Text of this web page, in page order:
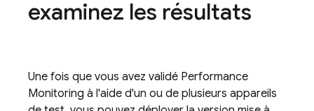
examinez les résultats
Une fois que vous avez validé Performance
Monitoring à l'aide d'un ou de plusieurs appareils